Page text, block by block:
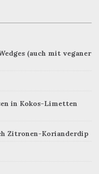
(auch mit veganer
in Kokos-Limetten
Zitronen-Korianderdip